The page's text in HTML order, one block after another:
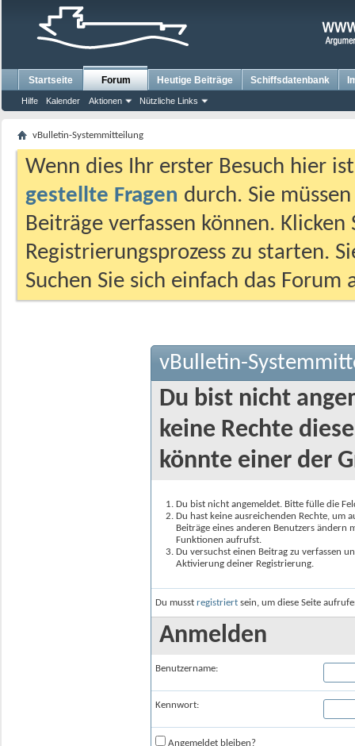
Startseite Forum
Hilfe Kalender Aktionen Nützliche Links
Heutige Beiträge Schiffsdatenbank
vBulletin-Systemmitteilung
Wenn dies Ihr erster Besuch hier
gestellte Fragen durch. Sie
Beiträge verfassen können.
Registrierungsprozess zu starten.
Suchen Sie sich einfach das
vBulletin-
Du bist nicht
keine Rechte
könnte einer der
Du bist nicht angemeldet. Bitte fülle die
Du hast keine ausreichenden Rechte, um
Beiträge eines anderen Benutzers
Funktionen aufrufst.
Du versuchst einen Beitrag zu verfassen
Aktivierung deiner Registrierung.
Du musst registriert sein, um diese Seite
Anmelden
Benutzername:
Kennwort:
Angemeldet bleiben?